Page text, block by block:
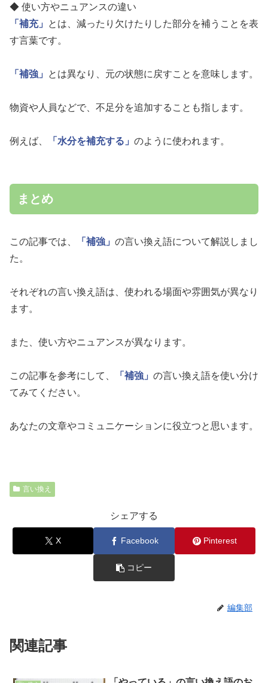
◆ 使い方やニュアンスの違い
「補充」
とは、減ったり欠けたりした部分を補うことを表
す言葉です。
「補強」 とは異なり、元の状態に戻すことを意味します。
物資や人員などで、不足分を追加することも指します。
例えば、 「水分を補充する」 のように使われます。
まとめ
この記事では、 「補強」 の言い換え語について解説しまし
た。
それぞれの言い換え語は、使われる場面や雰囲気が異なり
ます。
また、使い方やニュアンスが異なります。
この記事を参考にして、 「補強」 の言い換え語を使い分け
てみてください。
あなたの文章やコミュニケーションに役立つと思います。
言い換え
シェアする
X Facebook Pinterest
コピー
編集部
関連記事